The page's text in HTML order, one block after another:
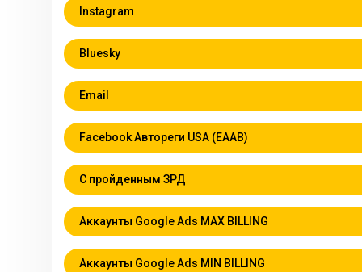
Instagram
Bluesky
Email
Facebook Автореги USA (EAAB)
С пройденным ЗРД
Аккаунты Google Ads MAX BILLING
Аккаунты Google Ads MIN BILLING